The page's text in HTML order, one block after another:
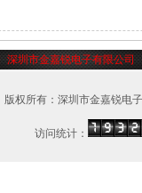
深圳市金嘉锐电子有限公司
版权所有：深圳市金嘉锐电
访问统计：